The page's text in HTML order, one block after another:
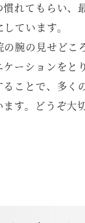
れてもらい、
ています。
腕の見せどこ
ーションをと
ことで、多く
す。どうぞ大